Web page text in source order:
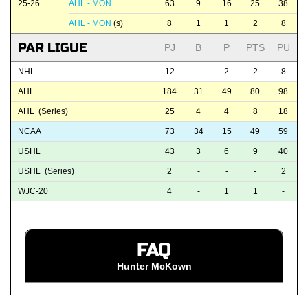
25-26 AHL - MON 63 9 16 25 38
AHL - MON (s) 8 1 1 2 8
PAR LIGUE PJ B P PTS PU
NHL 12 - 2 2 8
AHL 184 31 49 80 98
AHL (Series) 25 4 4 8 18
NCAA 73 34 15 49 59
USHL 43 3 6 9 40
USHL (Series) 2 - - - 2
WJC-20 4 - 1 1 -
FAQ
Hunter McKown